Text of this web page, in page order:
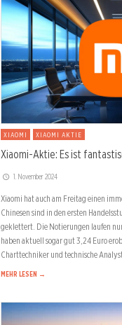
XIAOMI XIAOMI AKTIE
Xiaomi-Aktie: Es ist
1. November 2024
Xiaomi hat auch am Freitag einen
Chinesen sind in den ersten
geklettert. Die Notierungen laufen
haben aktuell sogar gut 3,24 Euro
Charttechniker und technische
MEHR LESEN →